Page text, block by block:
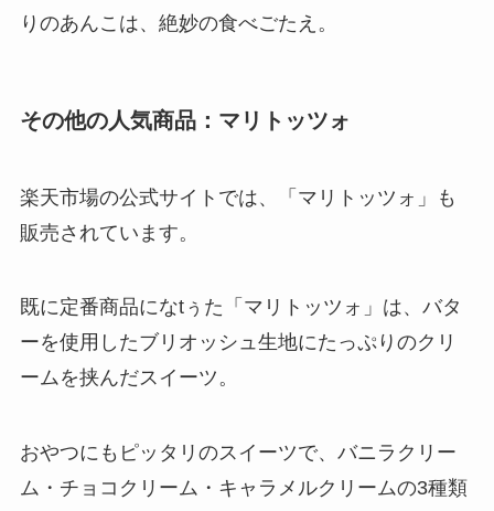
りのあんこは、絶妙の食べごたえ。
その他の人気商品：マリトッツォ
楽天市場の公式サイトでは、「マリトッツォ」も
販売されています。
既に定番商品になtぅた「マリトッツォ」は、バタ
ーを使用したブリオッシュ生地にたっぷりのクリ
ームを挟んだスイーツ。
おやつにもピッタリのスイーツで、バニラクリー
ム・チョコクリーム・キャラメルクリームの3種類